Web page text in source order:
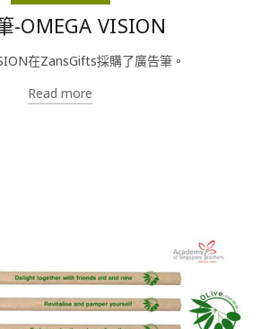
-OMEGA VISION
在ZansGifts採購了廣告筆。
Read more